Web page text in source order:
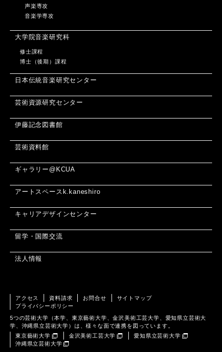
声楽専攻
音楽学専攻
大学院音楽研究科
修士課程
博士（後期）課程
日本伝統音楽研究センター
芸術資源研究センター
伊藤記念図書館
芸術資料館
ギャラリー@KCUA
アートスペースk.kaneshiro
キャリアデザインセンター
留学・国際交流
法人情報
アクセス 資料請求 お問合せ
サイトマップ
プライバシーポリシー
5つの芸術大学（本学、東京藝術大学、金沢美術工芸大学、愛知県立芸術大
学、沖縄県立芸術大学）は、様々な面で連携を図っています。
東京藝術大学
金沢美術工芸大学
愛知県立芸術大学
沖縄県立芸術大学